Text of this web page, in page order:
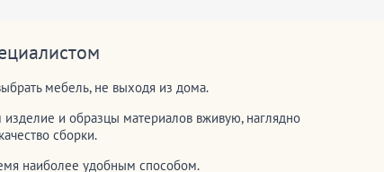
мебель, не выходя из дома.
и образцы материалов вживую, наглядно
сборки.
наиболее удобным способом.